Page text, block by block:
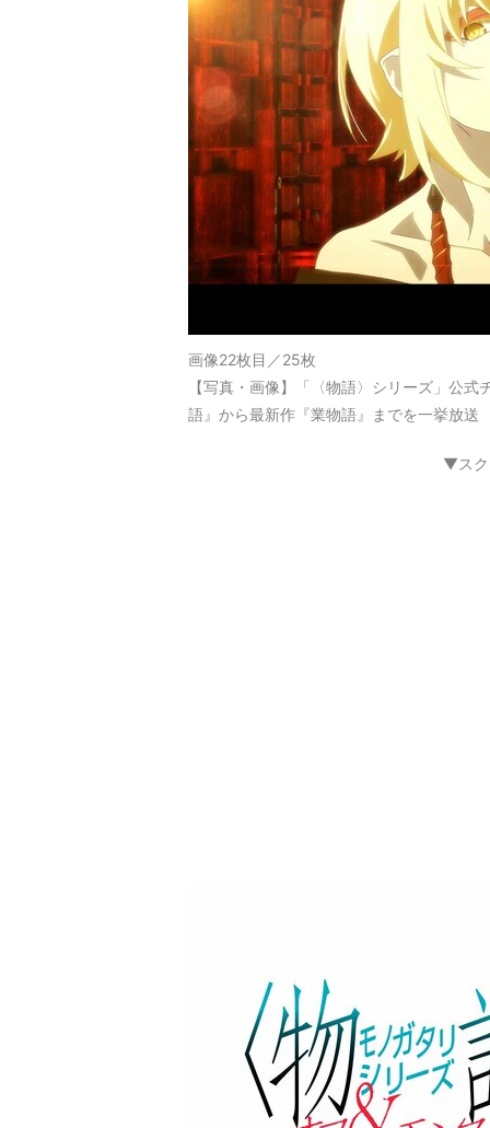
画像22枚目／25枚
【写真・画像】「〈物語〉シリーズ」公
語』から最新作『業物語』までを一挙放
▼スク